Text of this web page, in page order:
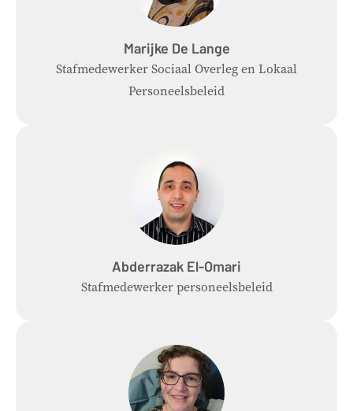
Marijke De Lange
Stafmedewerker Sociaal Overleg en Lokaal
Personeelsbeleid
Abderrazak El-Omari
Stafmedewerker personeelsbeleid